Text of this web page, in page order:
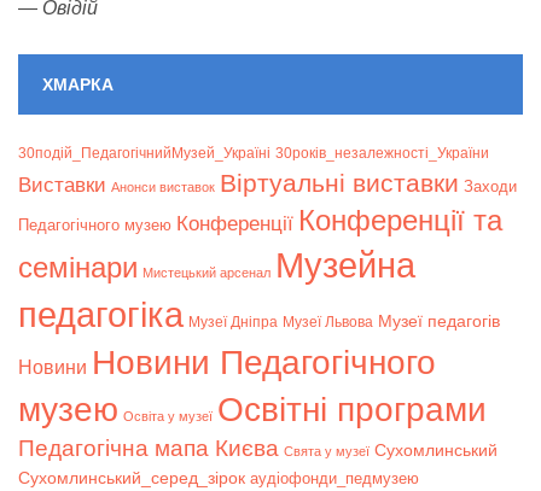
— Овідій
ХМАРКА
30подій_ПедагогічнийМузей_Україні 30років_незалежності_України
Bиставки Анонси виставок Віртуальні виставки Заходи
Педагогічного музею Конференції Конференції та
семінари Мистецький арсенал Музейна
педагогіка Музеї Дніпра Музеї Львова Музеї педагогів
Новини Новини Педагогічного
музею Освіта у музеї Освітні програми
Педагогічна мапа Києва Свята у музеї Сухомлинський
Сухомлинський_серед_зірок аудіофонди_педмузею